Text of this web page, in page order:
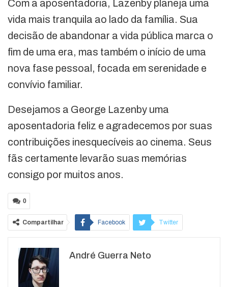
Com a aposentadoria, Lazenby planeja uma
vida mais tranquila ao lado da família. Sua
decisão de abandonar a vida pública marca o
fim de uma era, mas também o início de uma
nova fase pessoal, focada em serenidade e
convívio familiar.
Desejamos a George Lazenby uma
aposentadoria feliz e agradecemos por suas
contribuições inesquecíveis ao cinema. Seus
fãs certamente levarão suas memórias
consigo por muitos anos.
0
Compartilhar Facebook Twitter
WhatsApp
André Guerra Neto